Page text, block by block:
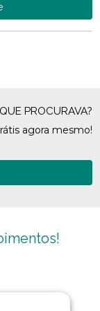
PROCURAVA?
agora mesmo!